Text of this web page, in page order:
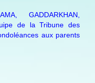
GADDARKHAN,
de la Tribune des
aux parents